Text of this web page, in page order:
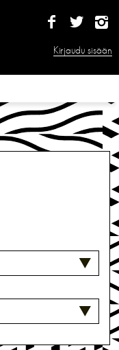
Kirjaudu sisään